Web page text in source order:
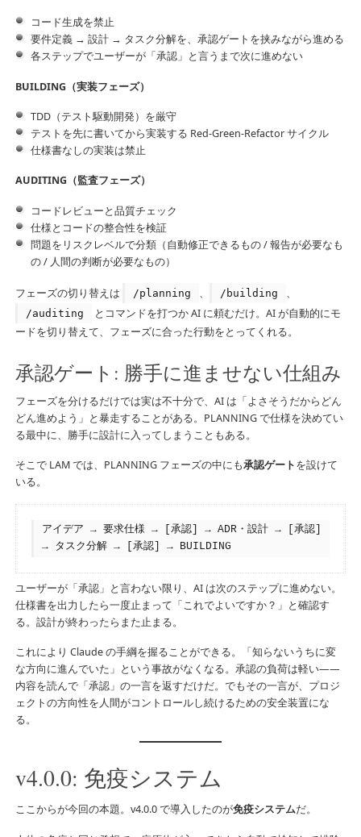
コード生成を禁止
要件定義 → 設計 → タスク分解を、承認ゲートを挟みながら進める
各ステップでユーザーが「承認」と言うまで次に進めない
BUILDING（実装フェーズ）
TDD（テスト駆動開発）を厳守
テストを先に書いてから実装する Red-Green-Refactor サイクル
仕様書なしの実装は禁止
AUDITING（監査フェーズ）
コードレビューと品質チェック
仕様とコードの整合性を検証
問題をリスクレベルで分類（自動修正できるもの / 報告が必要なも
の / 人間の判断が必要なもの）
フェーズの切り替えは /planning 、 /building 、
/auditing
とコマンドを打つか AI に頼むだけ。AI が自動的にモ
ードを切り替えて、フェーズに合った行動をとってくれる。
承認ゲート: 勝手に進ませない仕組み
フェーズを分けるだけでは実は不十分で、AI は「よさそうだからどん
どん進めよう」と暴走することがある。PLANNING で仕様を決めてい
る最中に、勝手に設計に入ってしまうこともある。
そこで LAM では、PLANNING フェーズの中にも承認ゲートを設けて
いる。
アイデア → 要求仕様 → [承認] → ADR・設計 → [承認]
→ タスク分解 → [承認] → BUILDING
ユーザーが「承認」と言わない限り、AI は次のステップに進めない。
仕様書を出力したら一度止まって「これでよいですか？」と確認す
る。設計が終わったらまた止まる。
これにより Claude の手綱を握ることができる。「知らないうちに変
な方向に進んでいた」という事故がなくなる。承認の負荷は軽い――
内容を読んで「承認」の一言を返すだけだ。でもその一言が、プロジ
ェクトの方向性を人間がコントロールし続けるための安全装置にな
る。
v4.0.0: 免疫システム
ここからが今回の本題。v4.0.0 で導入したのが免疫システムだ。